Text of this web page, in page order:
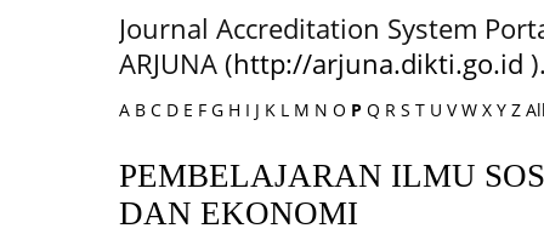
Journal Accreditation System
ARJUNA (http://arjuna.dikti.go.id
A B C D E F G H I J K L M N O P Q R S T U V W X Y Z
PEMBELAJARAN ILMU
DAN EKONOMI